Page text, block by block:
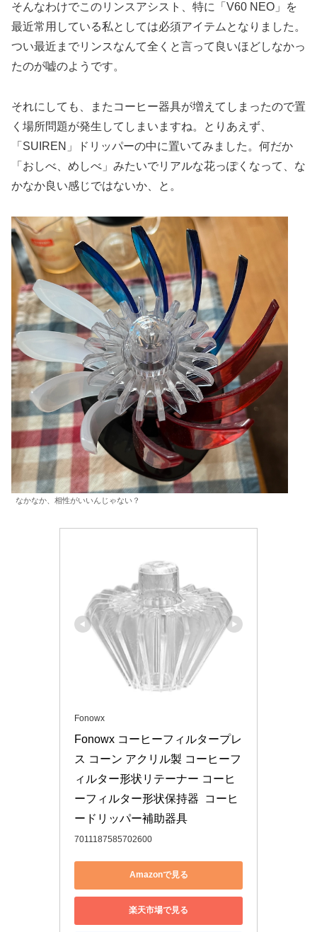
そんなわけでこのリンスアシスト、特に「V60 NEO」を
最近常用している私としては必須アイテムとなりました。
つい最近までリンスなんて全くと言って良いほどしなかっ
たのが嘘のようです。
それにしても、またコーヒー器具が増えてしまったので置
く場所問題が発生してしまいますね。とりあえず、
「SUIREN」ドリッパーの中に置いてみました。何だか
「おしべ、めしべ」みたいでリアルな花っぽくなって、な
かなか良い感じではないか、と。
なかなか、相性がいいんじゃない？
Fonowx
Fonowx コーヒーフィルタープレ
ス コーン アクリル製 コーヒーフ
ィルター形状リテーナー コーヒ
ーフィルター形状保持器  コーヒ
ードリッパー補助器具
7011187585702600
Amazonで見る
楽天市場で見る